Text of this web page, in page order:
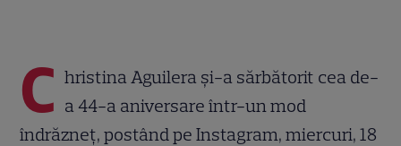
C hristina Aguilera și-a sărbătorit cea de-
a 44-a aniversare într-un mod
îndrăzneț, postând pe Instagram, miercuri, 18